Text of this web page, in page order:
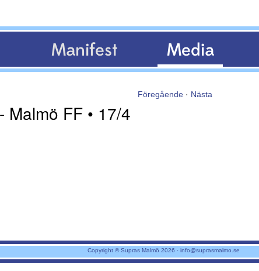
Manifest Media
Malmö FF • 17/4
Föregående · Nästa
Copyright © Supras Malmö 2026 · info@suprasmalmo.se